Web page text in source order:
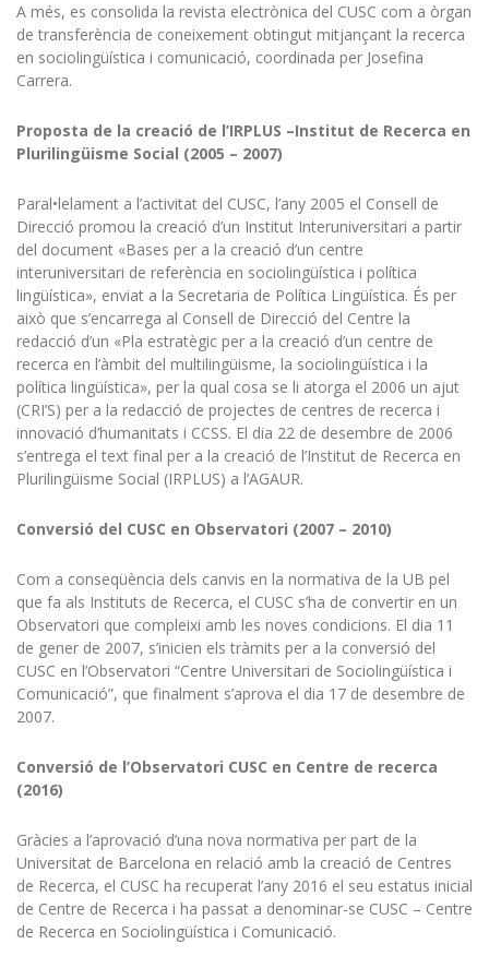
A més, es consolida la revista electrònica del CUSC com a òrgan
de transferència de coneixement obtingut mitjançant la recerca
en sociolingüística i comunicació, coordinada per Josefina
Carrera.
Proposta de la creació de l’IRPLUS –Institut de Recerca en
Plurilingüisme Social (2005 – 2007)
Paral•lelament a l’activitat del CUSC, l’any 2005 el Consell de
Direcció promou la creació d’un Institut Interuniversitari a partir
del document «Bases per a la creació d’un centre
interuniversitari de referència en sociolingüística i política
lingüística», enviat a la Secretaria de Política Lingüística. És per
això que s’encarrega al Consell de Direcció del Centre la
redacció d’un «Pla estratègic per a la creació d’un centre de
recerca en l’àmbit del multilingüisme, la sociolingüística i la
política lingüística», per la qual cosa se li atorga el 2006 un ajut
(CRI’S) per a la redacció de projectes de centres de recerca i
innovació d’humanitats i CCSS. El dia 22 de desembre de 2006
s’entrega el text final per a la creació de l’Institut de Recerca en
Plurilingüisme Social (IRPLUS) a l’AGAUR.
Conversió del CUSC en Observatori (2007 – 2010)
Com a conseqüència dels canvis en la normativa de la UB pel
que fa als Instituts de Recerca, el CUSC s’ha de convertir en un
Observatori que compleixi amb les noves condicions. El dia 11
de gener de 2007, s’inicien els tràmits per a la conversió del
CUSC en l’Observatori “Centre Universitari de Sociolingüística i
Comunicació”, que finalment s’aprova el dia 17 de desembre de
2007.
Conversió de l’Observatori CUSC en Centre de recerca
(2016)
Gràcies a l’aprovació d’una nova normativa per part de la
Universitat de Barcelona en relació amb la creació de Centres
de Recerca, el CUSC ha recuperat l’any 2016 el seu estatus inicial
de Centre de Recerca i ha passat a denominar-se CUSC – Centre
de Recerca en Sociolingüística i Comunicació.